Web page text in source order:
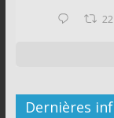
22
Dernières